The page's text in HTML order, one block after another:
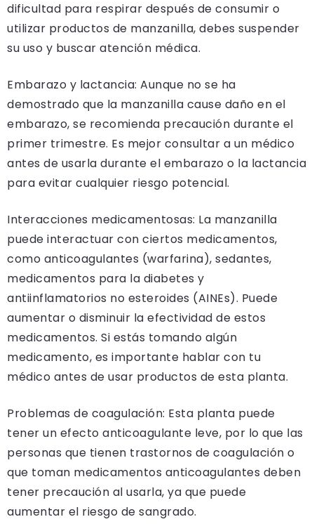
dificultad para respirar después de consumir o
utilizar productos de manzanilla, debes suspender
su uso y buscar atención médica.
Embarazo y lactancia: Aunque no se ha
demostrado que la manzanilla cause daño en el
embarazo, se recomienda precaución durante el
primer trimestre. Es mejor consultar a un médico
antes de usarla durante el embarazo o la lactancia
para evitar cualquier riesgo potencial.
Interacciones medicamentosas: La manzanilla
puede interactuar con ciertos medicamentos,
como anticoagulantes (warfarina), sedantes,
medicamentos para la diabetes y
antiinflamatorios no esteroides (AINEs). Puede
aumentar o disminuir la efectividad de estos
medicamentos. Si estás tomando algún
medicamento, es importante hablar con tu
médico antes de usar productos de esta planta.
Problemas de coagulación: Esta planta puede
tener un efecto anticoagulante leve, por lo que las
personas que tienen trastornos de coagulación o
que toman medicamentos anticoagulantes deben
tener precaución al usarla, ya que puede
aumentar el riesgo de sangrado.